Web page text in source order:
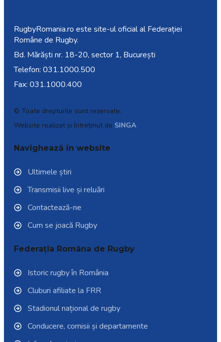
RugbyRomania.ro este site-ul oficial al Federației
Române de Rugby.
Bd. Mărăști nr. 18-20, sector 1, București
Telefon: 031.1000.500
Fax: 031.1000.400
© Toate drepturile sunt rezervate.
Website realizat și întreținut de SINGA
Navighează în website
Ultimele știri
Transmisii live și reluări
Contactează-ne
Cum se joacă Rugby
Federația Româna de Rugby
Istoric rugby în România
Cluburi afiliate la FRR
Stadionul național de rugby
Conducere, comisii și departamente